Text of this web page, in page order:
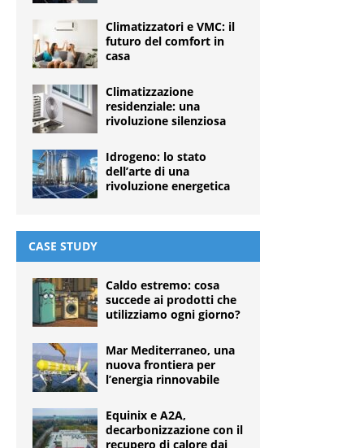
Climatizzatori e VMC: il
futuro del comfort in
casa
Climatizzazione
residenziale: una
rivoluzione silenziosa
Idrogeno: lo stato
dell’arte di una
rivoluzione energetica
CASE STUDY
Caldo estremo: cosa
succede ai prodotti che
utilizziamo ogni giorno?
Mar Mediterraneo, una
nuova frontiera per
l’energia rinnovabile
Equinix e A2A,
decarbonizzazione con il
recupero di calore dai